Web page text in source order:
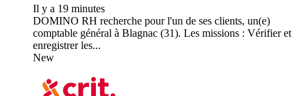
Il y a 19 minutes
DOMINO RH recherche pour l'un de ses clients, un(e)
comptable général à Blagnac (31). Les missions : Vérifier et
enregistrer les...
New